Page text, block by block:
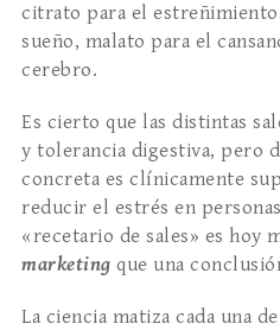
citrato para el
sueño, malato para el
cerebro.
Es cierto que las distintas
y tolerancia digestiva, pero
concreta es clínicamente
reducir el estrés en
«recetario de sales» es hoy
marketing que una
La ciencia matiza cada una